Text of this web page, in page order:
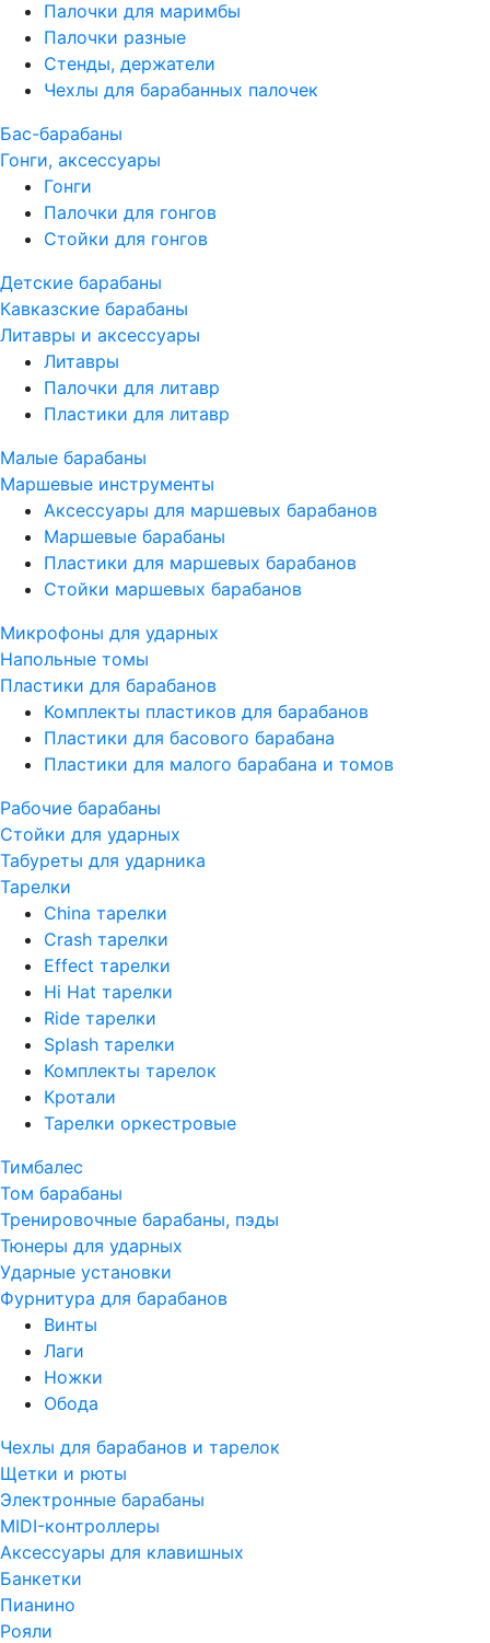
Палочки для маримбы
Палочки разные
Стенды, держатели
Чехлы для барабанных палочек
Бас-барабаны
Гонги, аксессуары
Гонги
Палочки для гонгов
Стойки для гонгов
Детские барабаны
Кавказские барабаны
Литавры и аксессуары
Литавры
Палочки для литавр
Пластики для литавр
Малые барабаны
Маршевые инструменты
Аксессуары для маршевых барабанов
Маршевые барабаны
Пластики для маршевых барабанов
Стойки маршевых барабанов
Микрофоны для ударных
Напольные томы
Пластики для барабанов
Комплекты пластиков для барабанов
Пластики для басового барабана
Пластики для малого барабана и томов
Рабочие барабаны
Стойки для ударных
Табуреты для ударника
Тарелки
China тарелки
Crash тарелки
Effect тарелки
Hi Hat тарелки
Ride тарелки
Splash тарелки
Комплекты тарелок
Кротали
Тарелки оркестровые
Тимбалес
Том барабаны
Тренировочные барабаны, пэды
Тюнеры для ударных
Ударные установки
Фурнитура для барабанов
Винты
Лаги
Ножки
Обода
Чехлы для барабанов и тарелок
Щетки и рюты
Электронные барабаны
MIDI-контроллеры
Аксессуары для клавишных
Банкетки
Пианино
Рояли